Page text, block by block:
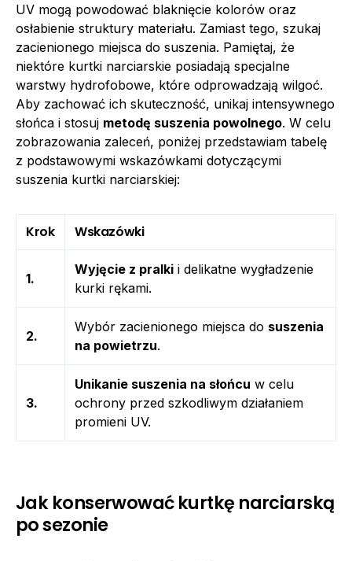
UV mogą powodować blaknięcie kolorów oraz
osłabienie struktury materiału. Zamiast tego, szukaj
zacienionego miejsca do suszenia. Pamiętaj, że
niektóre kurtki narciarskie posiadają specjalne
warstwy hydrofobowe, które odprowadzają wilgoć.
Aby zachować ich skuteczność, unikaj intensywnego
słońca i stosuj metodę suszenia powolnego. W celu
zobrazowania zaleceń, poniżej przedstawiam tabelę
z podstawowymi wskazówkami dotyczącymi
suszenia kurtki narciarskiej:
Krok Wskazówki
1.
Wyjęcie z pralki i delikatne wygładzenie
kurki rękami.
2.
Wybór zacienionego miejsca do suszenia
na powietrzu.
3.
Unikanie suszenia na słońcu w celu
ochrony przed szkodliwym działaniem
promieni UV.
Jak konserwować kurtkę narciarską
po sezonie